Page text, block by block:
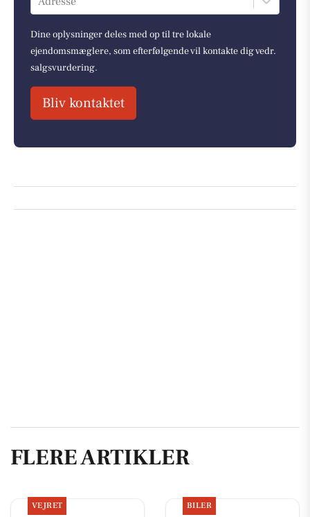
Dine oplysninger deles med op til tre lokale
ejendomsmæglere, som efterfølgende vil kontakte dig vedr.
salgsvurdering.
Bliv kontaktet
FLERE ARTIKLER
VEJRET BILER